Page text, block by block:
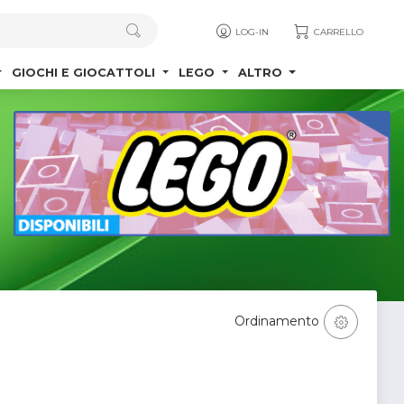
LOG-IN CARRELLO
GIOCHI E GIOCATTOLI LEGO ALTRO
Ordinamento